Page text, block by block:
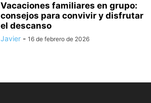
Vacaciones familiares en grupo:
consejos para convivir y disfrutar
el descanso
Javier - 16 de febrero de 2026